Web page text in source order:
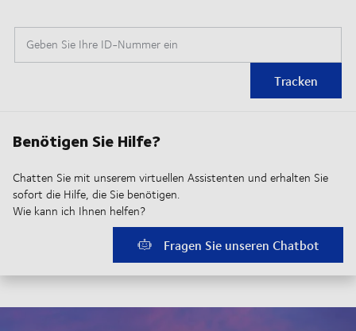
Geben Sie Ihre ID-Nummer ein
Tracken
Benötigen Sie Hilfe?
Chatten Sie mit unserem virtuellen Assistenten und erhalten Sie
sofort die Hilfe, die Sie benötigen.
Wie kann ich Ihnen helfen?
Fragen Sie unseren Chatbot